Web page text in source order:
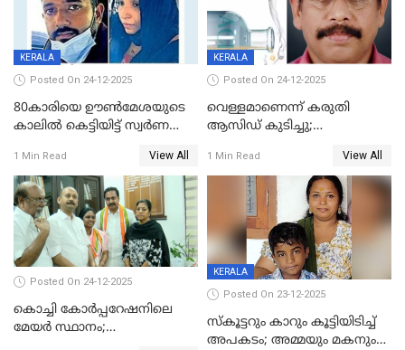
KERALA
Posted On 24-12-2025
80കാരിയെ ഊൺമേശയുടെ
കാലിൽ കെട്ടിയിട്ട് സ്വർണവും
കൊച്ചുമകനും സുഹൃത്തും
അറസ്റ്റിൽ
1 Min Read View All
KERALA
Posted On 24-12-2025
വെള്ളമാണെന്ന് കരുതി
ആസിഡ് കുടിച്ചു;
മരിച്ചു
1 Min Read View All
Posted On 24-12-2025
കൊച്ചി കോര്‍പ്പറേഷനിലെ
മേയര്‍ സ്ഥാനം;
KERALA
Posted On 23-12-2025
സ്കൂട്ടറും കാറും കൂട്ടിയിടിച്ച്
അപകടം; അമ്മയും മകനും